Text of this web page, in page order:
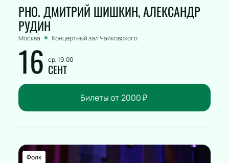
РНО. ДМИТРИЙ ШИШКИН, АЛЕКСАНДР
РУДИН
Москва Концертный зал Чайковского
16 ср, 19:00
СЕНТ
Билеты от 2000₽
Фолк